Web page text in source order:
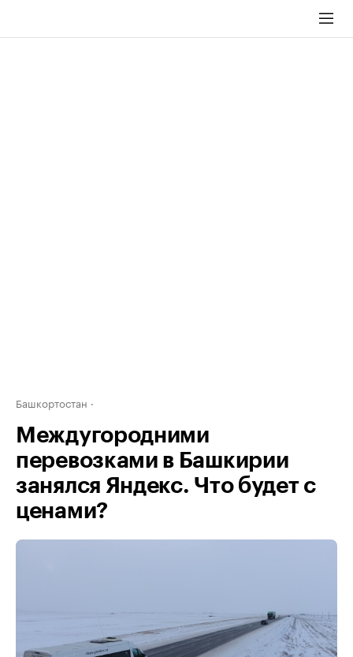
Башкортостан
Междугородними
перевозками в Башкирии
занялся Яндекс. Что будет с
ценами?